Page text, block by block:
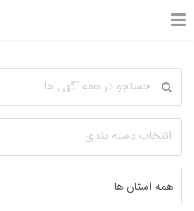
انتخاب دسته بندی